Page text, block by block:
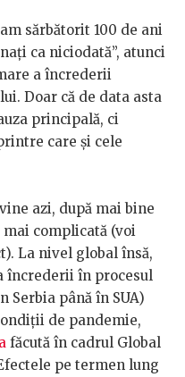
sărbătorit 100 de ani
ca niciodată”, atunci
a încrederii
Doar că de data asta
principală, ci
care și cele
azi, după mai bine
complicată (voi
La nivel global însă,
încrederii în procesul
până în SUA)
de pandemie,
făcută în cadrul Global
pe termen lung